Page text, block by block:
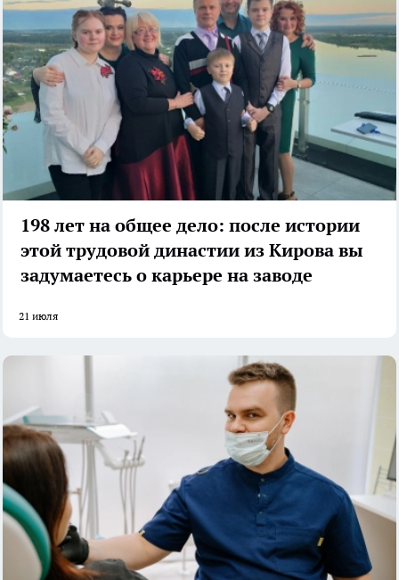
198 лет на общее дело: после истории
этой трудовой династии из Кирова вы
задумаетесь о карьере на заводе
21 июля